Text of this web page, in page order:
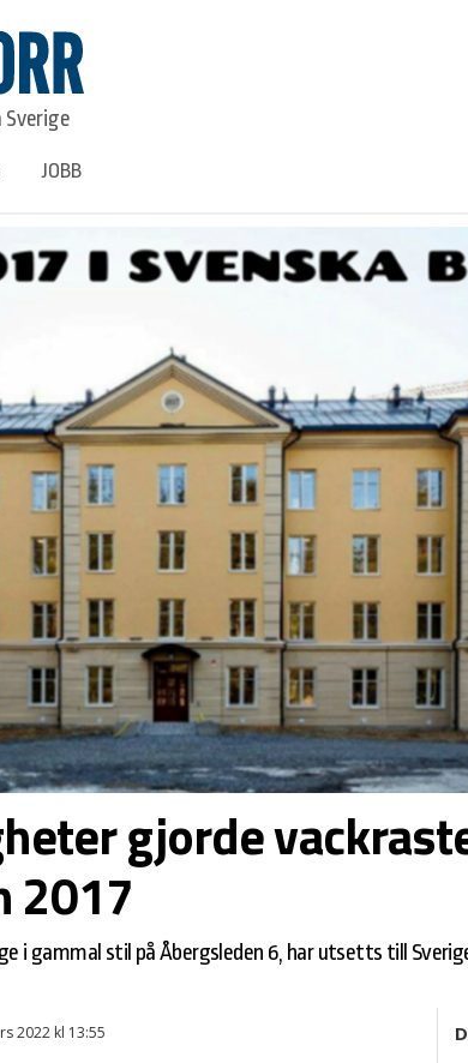
JOBB
gjorde
2017
i gammal stil på Åbergsleden 6, har utsetts till
2022 kl 13:55